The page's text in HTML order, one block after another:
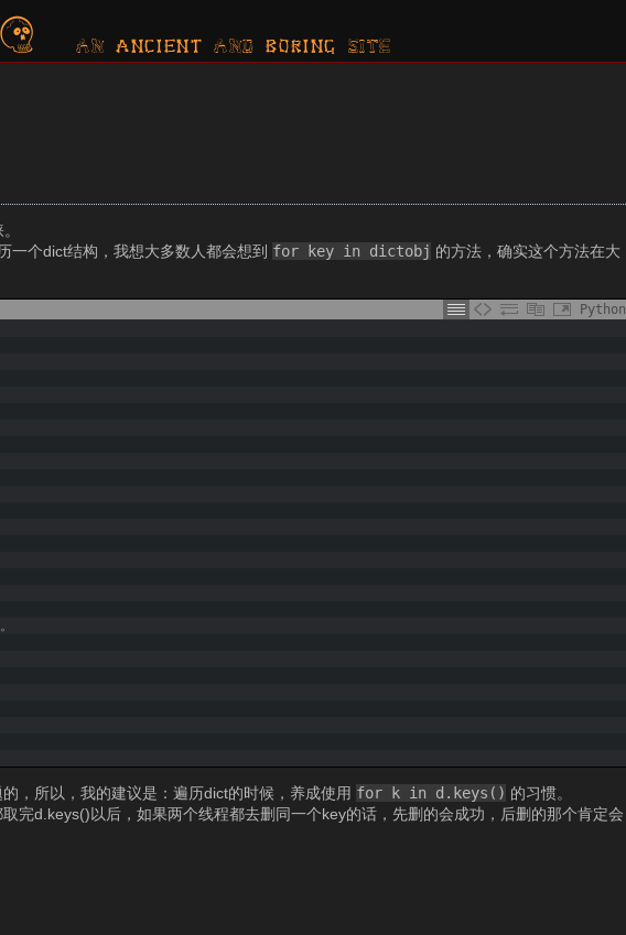
AN ancient AND boring SITE
一个dict结构，我想大多数人都会想到 for key in dictobj 的方法，确实这个方法在大
Python
，所以，我的建议是：遍历dict的时候，养成使用 for k in d.keys() 的习惯。
完d.keys()以后，如果两个线程都去删同一个key的话，先删的会成功，后删的那个肯定会